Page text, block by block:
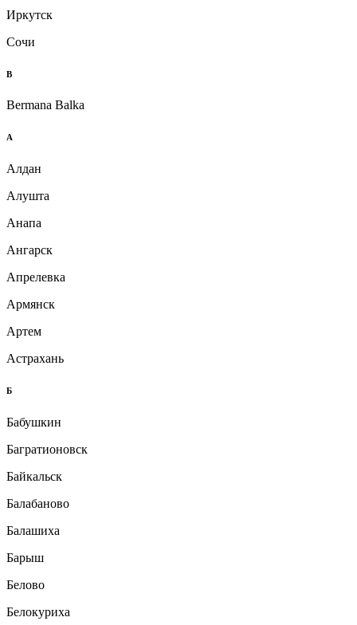
Иркутск
Сочи
B
Bermana Balka
А
Алдан
Алушта
Анапа
Ангарск
Апрелевка
Армянск
Артем
Астрахань
Б
Бабушкин
Багратионовск
Байкальск
Балабаново
Балашиха
Барыш
Белово
Белокуриха